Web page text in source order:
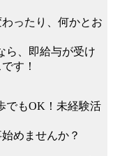
ったり、何かとお
ら、即給与が受け
す！
でもOK！未経験活
めませんか？